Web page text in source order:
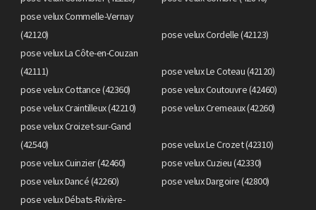
pose velux Commelle-Vernay
(42120)
pose velux Cordelle (42123)
pose velux La Côte-en-Couzan
(42111)
pose velux Le Coteau (42120)
pose velux Cottance (42360)
pose velux Coutouvre (42460)
pose velux Craintilleux (42210)
pose velux Cremeaux (42260)
pose velux Croizet-sur-Gand
(42540)
pose velux Le Crozet (42310)
pose velux Cuinzier (42460)
pose velux Cuzieu (42330)
pose velux Dancé (42260)
pose velux Dargoire (42800)
pose velux Débats-Rivière-